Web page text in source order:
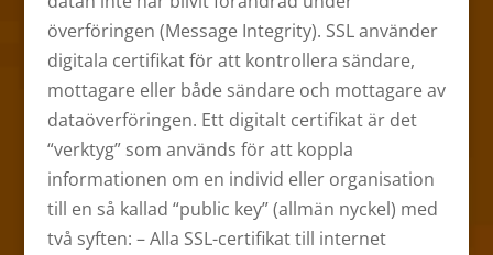
överföringen (Message Integrity). SSL använder
digitala certifikat för att kontrollera sändare,
mottagare eller både sändare och mottagare av
dataöverföringen. Ett digitalt certifikat är det
“verktyg” som används för att koppla
informationen om en individ eller organisation
till en så kallad “public key” (allmän nyckel) med
två syften: – Alla SSL-certifikat till internet